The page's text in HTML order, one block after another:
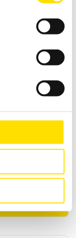
samt för
LÄS MER